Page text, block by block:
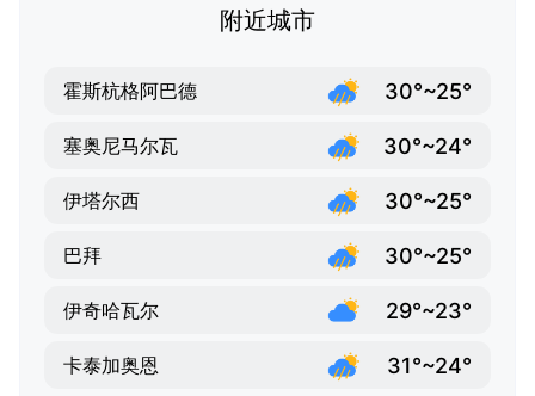
附近城市
霍斯杭格阿巴德 30°~25°
塞奥尼马尔瓦 30°~24°
伊塔尔西 30°~25°
巴拜 30°~25°
伊奇哈瓦尔 29°~23°
卡泰加奥恩 31°~24°